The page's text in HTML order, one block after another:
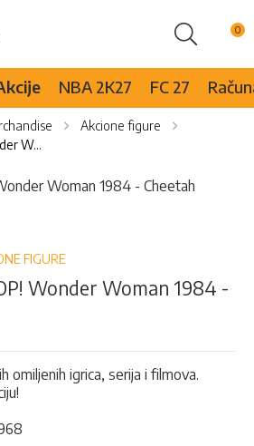
Pretraži
Skip
Content
NBA 2K27 FC 27
Akcione figure
Figura Funko POP! Wonder Woman 1984 - Cheetah
FIGURE
Wonder Woman 1984 -
omiljenih igrica, serija i filmova.